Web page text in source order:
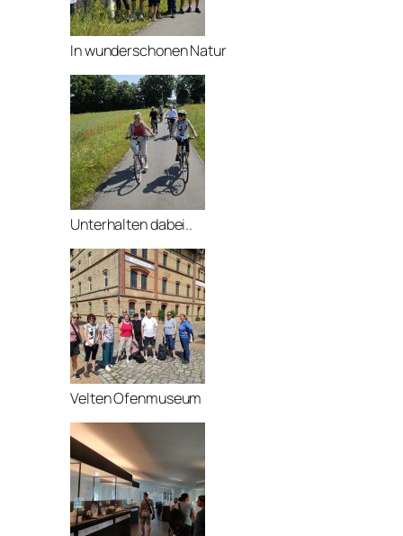
In wunderschonen Natur
Unterhalten dabei..
Velten Ofenmuseum